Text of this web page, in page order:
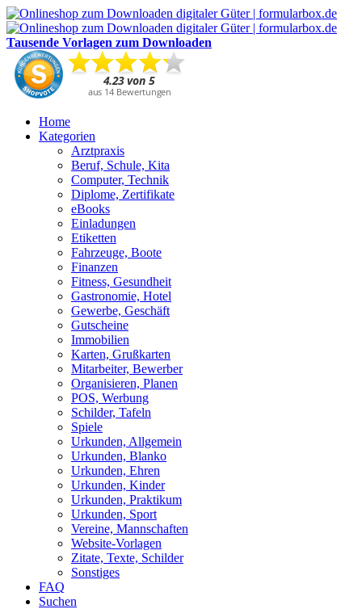
Tausende Vorlagen zum Downloaden
Home
Kategorien
Arztpraxis
Beruf, Schule, Kita
Computer, Technik
Diplome, Zertifikate
eBooks
Einladungen
Etiketten
Fahrzeuge, Boote
Finanzen
Fitness, Gesundheit
Gastronomie, Hotel
Gewerbe, Geschäft
Gutscheine
Immobilien
Karten, Grußkarten
Mitarbeiter, Bewerber
Organisieren, Planen
POS, Werbung
Schilder, Tafeln
Spiele
Urkunden, Allgemein
Urkunden, Blanko
Urkunden, Ehren
Urkunden, Kinder
Urkunden, Praktikum
Urkunden, Sport
Vereine, Mannschaften
Website-Vorlagen
Zitate, Texte, Schilder
Sonstiges
FAQ
Suchen